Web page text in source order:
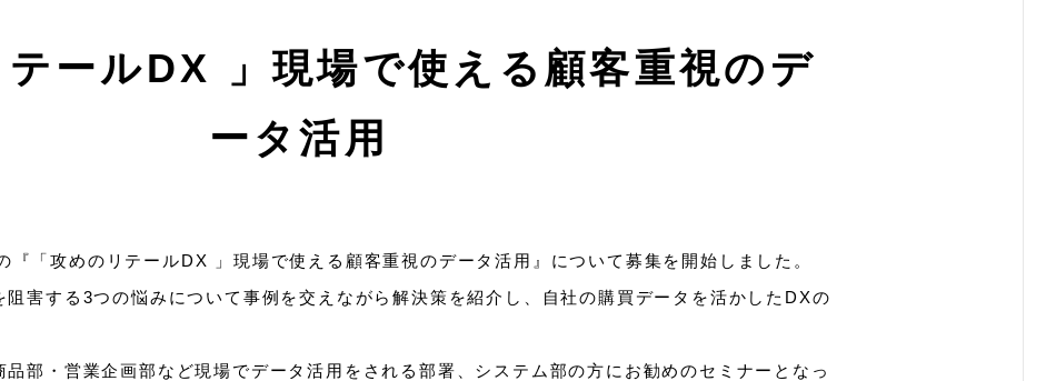
テールDX 」現場で使える顧客重視のデ
ータ活用
『「攻めのリテールDX 」現場で使える顧客重視のデータ活用』について募集を開始しました。
阻害する3つの悩みについて事例を交えながら解決策を紹介し、自社の購買データを活かしたDXの
部・営業企画部など現場でデータ活用をされる部署、システム部の方にお勧めのセミナーとなっ